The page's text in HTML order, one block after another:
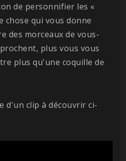
de personnifier les «
chose qui vous donne
des morceaux de vous-
plus vous vous
plus qu'une coquille de
d'un clip à découvrir ci-